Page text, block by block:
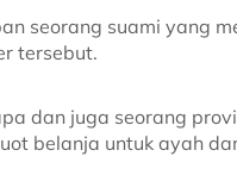
seorang suami yang
tersebut.
dan juga seorang
belanja untuk ayah